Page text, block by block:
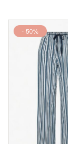
- 50%